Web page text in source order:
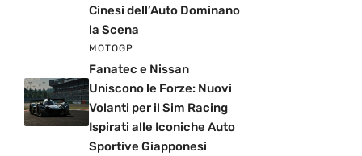
Cinesi dell’Auto Dominano
la Scena
MOTOGP
Fanatec e Nissan
Uniscono le Forze: Nuovi
Volanti per il Sim Racing
Ispirati alle Iconiche Auto
Sportive Giapponesi